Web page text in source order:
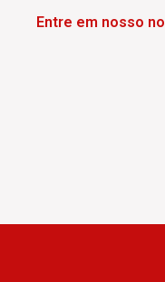
Entre em nosso